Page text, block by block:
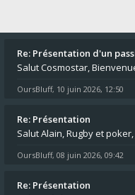
Re: Présentation d'un
OursBluff, 10 juin 2026, 12:50
Re: Présentation
OursBluff, 08 juin 2026, 09:42
Re: Présentation